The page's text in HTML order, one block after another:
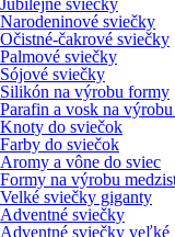
Jubilejné sviečky
Narodeninové sviečky
Očistné-čakrové sviečky
Palmové sviečky
Sójové sviečky
Silikón na výrobu formy
Parafin a vosk na
Knoty do sviečok
Farby do sviečok
Aromy a vône do sviec
Formy na výrobu
Velké sviečky giganty
Adventné sviečky
Adventné sviečky veľké